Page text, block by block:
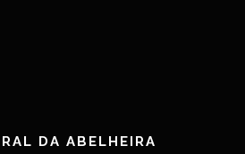
DA ABELHEIRA